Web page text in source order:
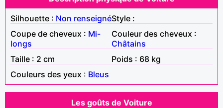
Silhouette : Non renseignéStyle :
Coupe de cheveux : Mi-
longs
Couleur des cheveux :
Châtains
Taille : 2 cm
Poids : 68 kg
Couleurs des yeux : Bleus
Les goûts de Voiture